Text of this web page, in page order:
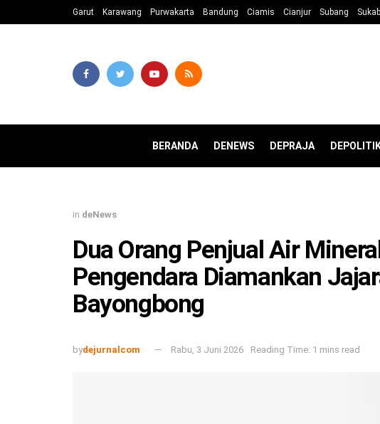
Garut Karawang Purwakarta Bandung Ciamis Cianjur Subang
BERANDA DENEWS DEPRAJA
in deNews
Dua Orang Penjual Air
Pengendara Diamankan
Bayongbong
bydejurnalcom Rabu, 3 Juni 2026 Reading Time: 1 mins read